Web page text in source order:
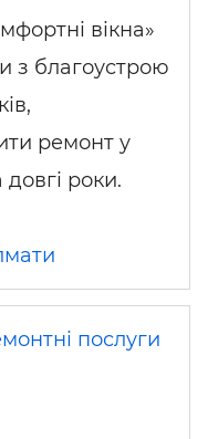
вікна»
з благоустрою
ремонт у
роки.
послуги